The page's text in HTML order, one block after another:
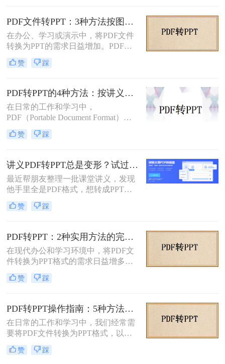
PPT（PowerPoint）格式，以便进行演
示、编辑或团队协作。那么PDF怎么
转换成PPT呢？本文将介绍两种将
PDF转换成PPT的方法。
PDF文件转PPT：3种方法按图文复杂度的转换精度排名！
在办公、学习或演示中，将PDF文件
转换为PPT的需求日益增加。PDF格
式虽然适合文档共享，但若需编辑或
重新排版内容，转换为PPT会更灵
本文将介绍几种简单实用的方法，帮
助您高效完成转换。
赞 踩
PDF转PPT的4种方法：按讲义、合同、报告3种文件类型选！
在日常的工作和学习中，
PDF（Portable Document Format）因
其格式稳定、跨平台兼容等优点而广
泛应用。然而，在某些场合下，我们
PPT（PowerPoint）格式，以便进行演
示或编辑。虽然PDF到PPT的转换可
能不如其他格式转换那样直接，但通
过一些方法和工具，我们仍然可以实
现这一目的。本文将详细介绍怎么把
pdf转换成ppt的几种方法，以及相关
赞 踩
讲义PDF转PPT总是变形？试过这几个办法真管用！
最近帮朋友整理一批课堂讲义，发现
他手里全是PDF格式，想转成PPT讲
课用，结果试了好几个工具，不是字
体乱码就是排版错位，气得他差点把
转ppt”这个问题，说到底要看你的
PDF是纯文字扫描件、带复杂表格的
课件，还是带大量图片的教案——不
同情况方法完全不同。下面我按实际
使用场景，把试过好用的几个方法整
理出来，不吹不黑，优缺点都说明
赞 踩
PDF转PPT：2种实用方法的完整操作流程和格式保留对比！
在现代办公和学习环境中，将PDF文
件转换为PPT格式的需求日益增多。
无论是为了更方便地编辑内容，还是
为了在演示文稿中更好地展示信息，
能。那么如何把PDF转换成PPT呢？
本文将介绍两种高效的PDF转PPT方
法，帮助您根据自己的需求选择最合
适的方式。
赞 踩
PDF转PPT操作指南：5种方法的具体操作流程和参数设置！
在日常的工作和学习中，我们经常需
要将PDF文件转换为PPT格式，以便
进行演示或编辑。PDF文件以其固定
格式和跨平台的优势而广受欢迎，但
赞 踩